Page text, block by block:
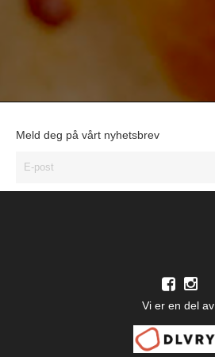
Meld deg på vårt nyhetsbrev
Vi er en del av